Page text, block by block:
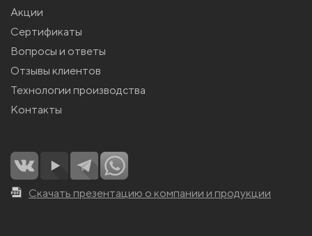
Акции
Сертификаты
Вопросы и ответы
Отзывы клиентов
Технологии производства
Контакты
Скачать презентацию о компании и продукции